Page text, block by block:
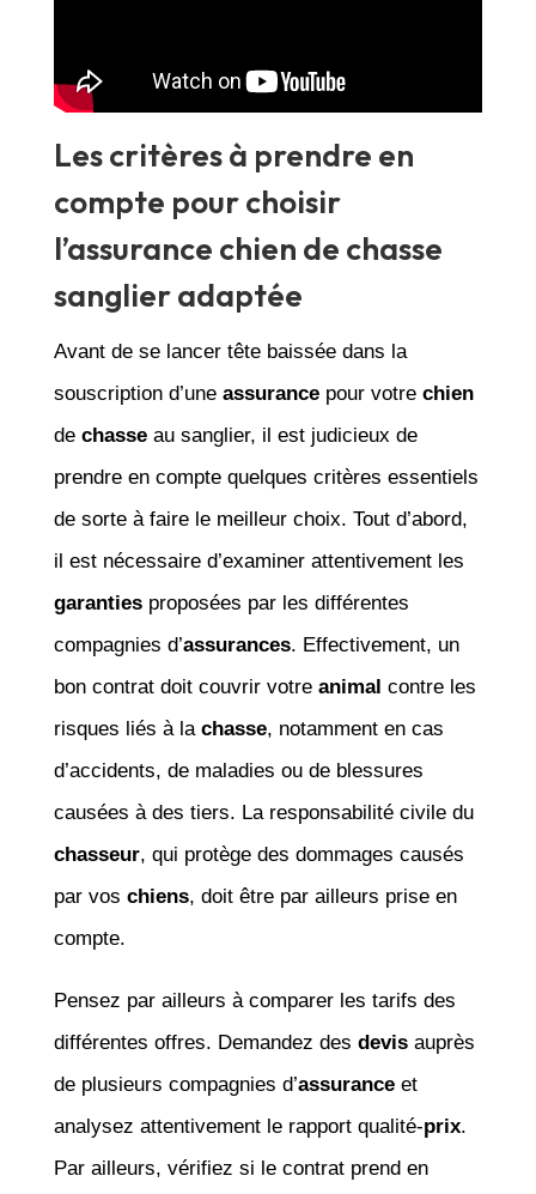
Les critères à prendre en
compte pour choisir
l’assurance chien de chasse
sanglier adaptée
Avant de se lancer tête baissée dans la
souscription d’une assurancepour votre chien
de chasseau sanglier, il est judicieux de
prendre en compte quelques critères essentiels
de sorte à faire le meilleur choix. Tout d’abord,
il est nécessaire d’examiner attentivement les
garantiesproposées par les différentes
compagnies d’assurances. Effectivement, un
bon contrat doit couvrir votre animal contre les
risques liés à la chasse, notamment en cas
d’accidents, de maladies ou de blessures
causées à des tiers. La responsabilité civile du
chasseur, qui protège des dommages causés
par vos chiens, doit être par ailleurs prise en
compte.
Pensez par ailleurs à comparer les tarifs des
différentes offres. Demandez des devisauprès
de plusieurs compagnies d’assuranceet
analysez attentivement le rapport qualité-prix.
Par ailleurs, vérifiez si le contrat prend en